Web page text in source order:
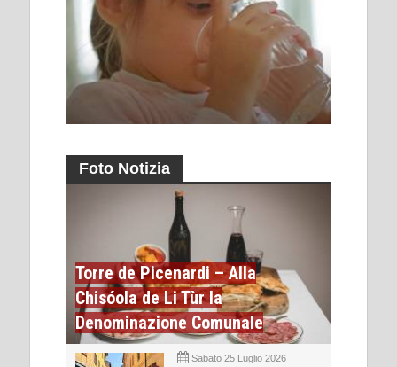
Foto Notizia
Torre de Picenardi – Alla
Chisóola de Li Tùr la
Denominazione Comunale
Sabato 25 Luglio 2026